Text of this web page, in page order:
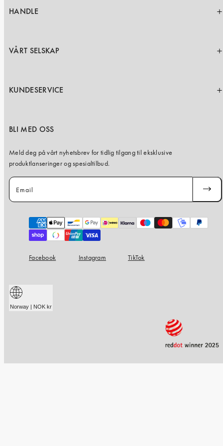
HANDLE
VÅRT SELSKAP
KUNDESERVICE
BLI MED OSS
Meld deg på vårt nyhetsbrev for tidlig tilgang til eksklusive
produktlanseringer og spesialtilbud.
Email
Payment
methods
Facebook Instagram TikTok
Norway | NOK kr